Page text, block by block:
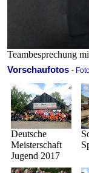
Teambesprechung
Vorschaufotos -
Deutsche
Meisterschaft
Jugend 2017